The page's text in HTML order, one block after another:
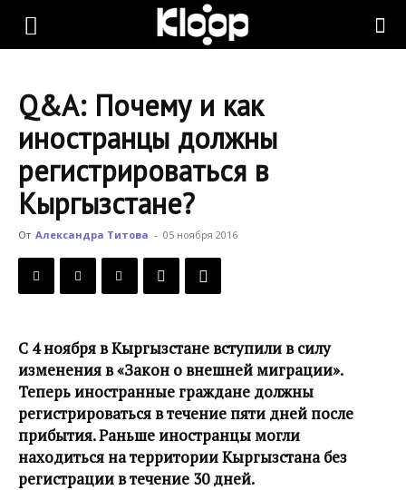
KLOOP.KG
Новости
Кыргызстана
Q&A: Почему и как
иностранцы должны
регистрироваться в
Кыргызстане?
От Александра Титова - 05 ноября 2016
С 4 ноября в Кыргызстане вступили в силу
изменения в «Закон о внешней миграции».
Теперь иностранные граждане должны
регистрироваться в течение пяти дней после
прибытия. Раньше иностранцы могли
находиться на территории Кыргызстана без
регистрации в течение 30 дней.